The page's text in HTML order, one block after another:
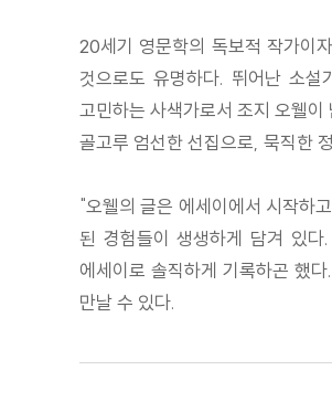
20세기 영문학의 독보적 작가이
것으로도 유명하다. 뛰어난 소
고민하는 사색가로서 조지 오웰
골고루 엄선한 선집으로, 묵직한
"오웰의 글은 에세이에서 시작하
된 경험들이 생생하게 담겨 있
에세이로 솔직하게 기록하곤 했
만날 수 있다.